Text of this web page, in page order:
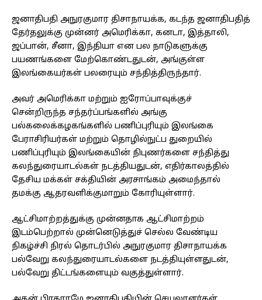
ஜனாதிபதி அநுரகுமார திசாநாயக்க, கடந்த ஜனாதிபதித்
தேர்தலுக்கு முன்னர் அமெரிக்கா, கனடா, இத்தாலி,
ஜப்பான், சீனா, இந்தியா என பல நாடுகளுக்கு
பயணங்களை மேற்கொண்டதுடன், அங்குள்ள
இலங்கையர்கள் பலரையும் சந்தித்திருந்தார்.
அவர் அமெரிக்கா மற்றும் ஐரோப்பாவுக்குச்
சென்றிருந்த சந்தர்ப்பங்களில் அங்கு
பல்கலைக்கழகங்களில் பணிப்புரியும் இலங்கை
பேராசிரியர்கள் மற்றும் தொழில்நுட்ப துறையில்
பணிப்புரியும் இலங்கையின் நிபுணர்களை சந்தித்து
கலந்துரையாடல்கள் நடத்தியதுடன், எதிர்காலத்தில்
தேசிய மக்கள் சக்தியின் அரசாங்கம் அமைந்தால்
தமக்கு ஆதரவளிக்குமாறும் கோரியுள்ளார்.
ஆட்சிமாற்றத்துக்கு முன்னதாக ஆட்சிமாற்றம்
இடம்பெற்றால் முன்னெடுத்துச் செல்ல வேண்டிய
நிகழ்ச்சி நிரல் தொடர்பில் அநுரகுமார திசாநாயக்க
பல்வேறு கலந்துரையாடல்களை நடத்தியுள்ளதுடன்,
பல்வேறு திட்டங்களையும் வகுத்துள்ளார்.